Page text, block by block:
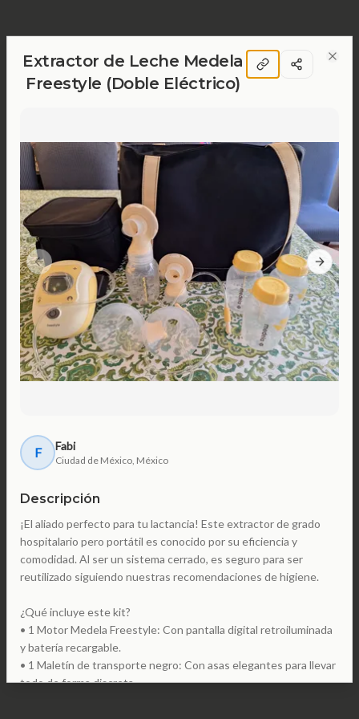
Extractor de Leche Medela
Freestyle (Doble Eléctrico)
Previous slide Next
F Fabi
Ciudad de México, México
Descripción
¡El aliado perfecto para tu lactancia! Este extractor de grado
hospitalario pero portátil es conocido por su eficiencia y
comodidad. Al ser un sistema cerrado, es seguro para ser
reutilizado siguiendo nuestras recomendaciones de higiene.
¿Qué incluye este kit?
• 1 Motor Medela Freestyle: Con pantalla digital retroiluminada
y batería recargable.
• 1 Maletín de transporte negro: Con asas elegantes para llevar
todo de forma discreta.